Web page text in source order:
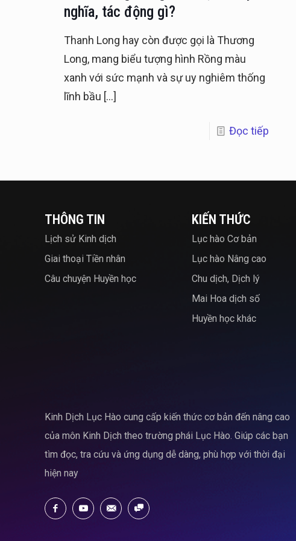
nghĩa, tác động gì?
Thanh Long hay còn được gọi là Thương
Long, mang biểu tượng hình Rồng màu
xanh với sức mạnh và sự uy nghiêm thống
lĩnh bầu […]
Đọc tiếp
THÔNG TIN
Lịch sử Kinh dịch
Giai thoại Tiền nhân
Câu chuyện Huyền học
KIẾN THỨC
Lục hào Cơ bản
Lục hào Nâng cao
Chu dịch, Dịch lý
Mai Hoa dịch số
Huyền học khác
Kinh Dịch Lục Hào cung cấp kiến thức cơ bản đến nâng cao
của môn Kinh Dịch theo trường phái Lục Hào. Giúp các bạn
tìm đọc, tra cứu và ứng dụng dễ dàng, phù hợp với thời đại
hiện nay